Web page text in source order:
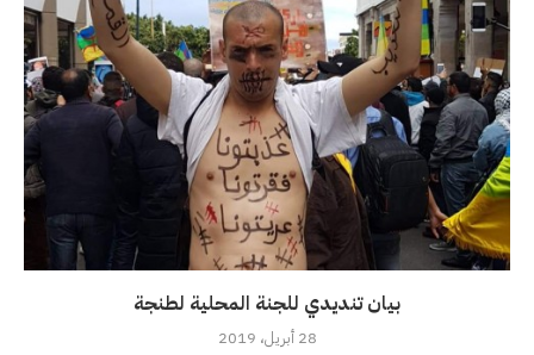
بيان تنديدي للجنة المحلية لطنجة
28 أبريل، 2019